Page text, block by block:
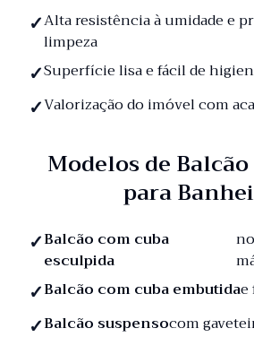
Alta resistência à umidade e
limpeza
Superfície lisa e fácil de
Valorização do imóvel com
Modelos de
para
Balcão com cuba
esculpida
Balcão com cuba embutidae
Balcão suspensocom